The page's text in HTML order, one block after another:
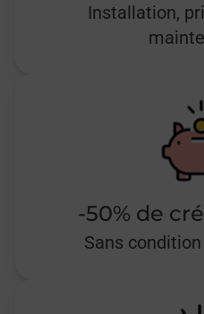
Installation,
-50% de
Sans